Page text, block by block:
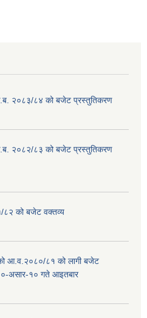
आ.ब. २०८३/८४ को बजेट प्रस्तुतिकरण
आ.ब. २०८२/८३ को बजेट प्रस्तुतिकरण
८२ को बजेट वक्तव्य
आ.व.२०८०/८१ को लागी बजेट
असार-१० गते आइतबार